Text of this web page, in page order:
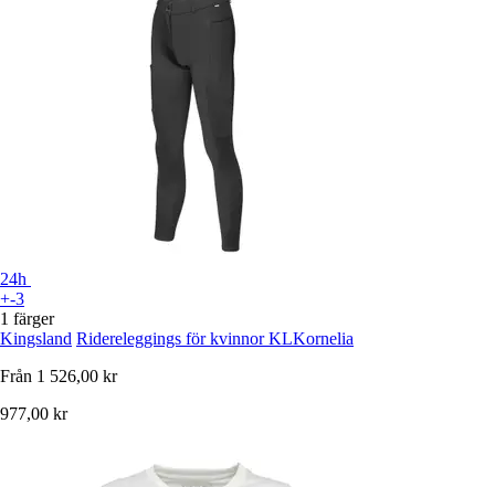
24h
+-3
1 färger
Kingsland Ridereleggings för kvinnor KLKornelia
Från 1 526,00 kr
977,00 kr